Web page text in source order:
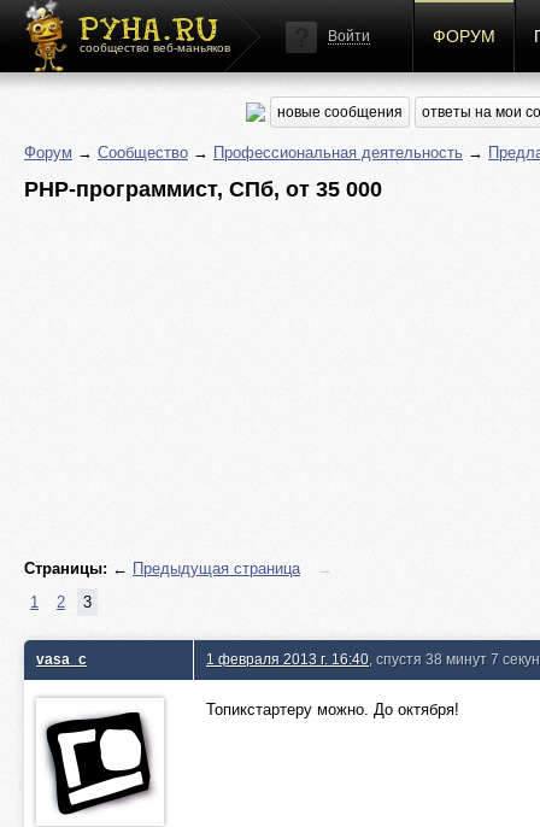
сообщество веб-маньяков
Войти ФОРУМ
новые сообщения ответы на мои
Форум → Сообщество → Профессиональная деятельность →
PHP-программист, СПб, от 35 000
Страницы: ← Предыдущая страница
→
1
2 3
vasa_c 1 февраля 2013 г. 16:40 , спустя 38 минут 7
Топикстартеру можно. До октября!